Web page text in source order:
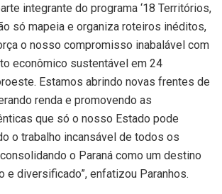
integrante do programa ‘18 Territórios,
só mapeia e organiza roteiros inéditos,
o nosso compromisso inabalável com
econômico sustentável em 24
Estamos abrindo novas frentes de
renda e promovendo as
que só o nosso Estado pode
o trabalho incansável de todos os
o Paraná como um destino
e diversificado”, enfatizou Paranhos.